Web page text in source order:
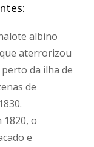
albino
aterrorizou
da ilha de
de
1820, o
e